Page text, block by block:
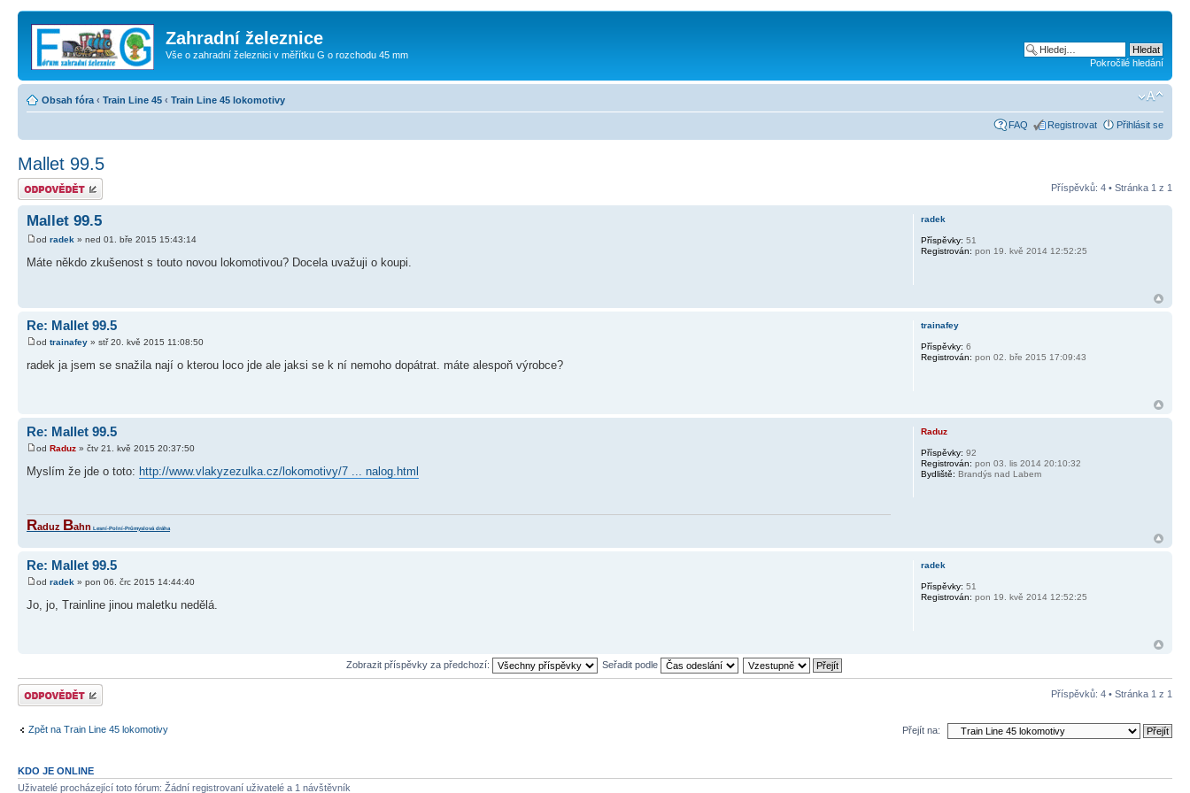
Zahradní železnice
Vše o zahradní železnici v měřítku G o rozchodu 45 mm
Pokročilé hledání
Obsah fóra ‹ Train Line 45 ‹ Train Line 45 lokomotivy
FAQ Registrovat Přihlásit se
Mallet 99.5
Odeslat odpověď Příspěvků: 4 • Stránka 1 z 1
Mallet 99.5
od radek » ned 01. bře 2015 15:43:14
Máte někdo zkušenost s touto novou lokomotivou? Docela uvažuji o koupi.
radek
Příspěvky: 51
Registrován: pon 19. kvě 2014 12:52:25
Re: Mallet 99.5
od trainafey » stř 20. kvě 2015 11:08:50
radek ja jsem se snažila nají o kterou loco jde ale jaksi se k ní nemoho dopátrat. máte alespoň výrobce?
trainafey
Příspěvky: 6
Registrován: pon 02. bře 2015 17:09:43
Re: Mallet 99.5
od Raduz » čtv 21. kvě 2015 20:37:50
Myslím že jde o toto: http://www.vlakyzezulka.cz/lokomotivy/7 ... nalog.html
Raduz Bahn Lesní-Polní-Průmyslová dráha
Raduz
Příspěvky: 92
Registrován: pon 03. lis 2014 20:10:32
Bydliště: Brandýs nad Labem
Re: Mallet 99.5
od radek » pon 06. črc 2015 14:44:40
Jo, jo, Trainline jinou maletku nedělá.
radek
Příspěvky: 51
Registrován: pon 19. kvě 2014 12:52:25
Zobrazit příspěvky za předchozí: Seřadit podle
Odeslat odpověď Příspěvků: 4 • Stránka 1 z 1
Zpět na Train Line 45 lokomotivy Přejít na:
KDO JE ONLINE
Uživatelé procházející toto fórum: Žádní registrovaní uživatelé a 1 návštěvník